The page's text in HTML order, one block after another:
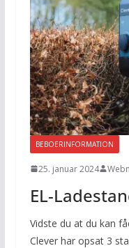
BEBOERINFORMATION
25. januar 2024
EL-
Vidste du at du kan
Clever har opsat 3